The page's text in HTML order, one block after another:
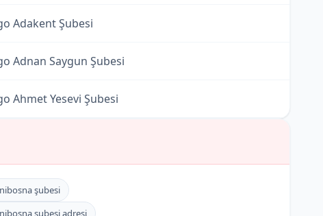
Adakent Şubesi
Adnan Saygun Şubesi
Ahmet Yesevi Şubesi
Alba Şubesi
Alibeyköy Şubesi
şubesi
şubesi adresi